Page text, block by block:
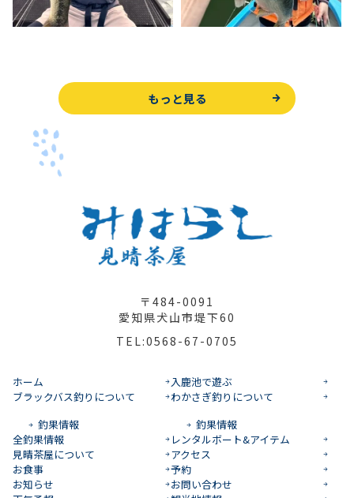
もっと見る
〒484-0091
愛知県犬山市堤下60
TEL:0568-67-0705
ホーム
入鹿池で遊ぶ
ブラックバス釣りについて
釣果情報
わかさぎ釣りについて
釣果情報
全釣果情報
レンタルボート&アイテム
見晴茶屋について
アクセス
お食事
予約
お知らせ
お問い合わせ